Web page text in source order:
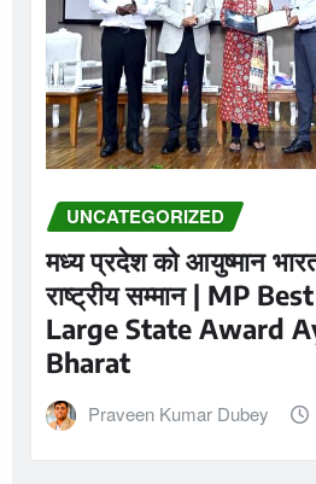
UNCATEGORIZED
मध्य प्रदेश को आयुष्मान
राष्ट्रीय सम्मान | MP
Large State Award
Bharat
Praveen Kumar Dubey